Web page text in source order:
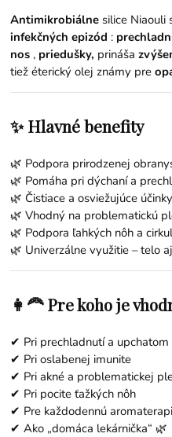
Antimikrobiálne silice Niaouli
infekčných epizód :
nos , priedušky, prináša
tiež éterický olej známy pre
✨ Hlavné benefity
🌿 Podpora prirodzenej
🌿 Pomáha pri dýchaní a
🌿 Čistiace a osviežujúce účinky
🌿 Vhodný na problematickú
🌿 Podpora ľahkých nôh a
🌿 Univerzálne využitie – telo
👩‍🦰 Pre koho je
✔ Pri prechladnutí a upchatom
✔ Pri oslabenej imunite
✔ Pri akné a problematickej
✔ Pri pocite ťažkých nôh
✔ Pre každodennú
✔ Ako „domáca lekárnička“ 🌿